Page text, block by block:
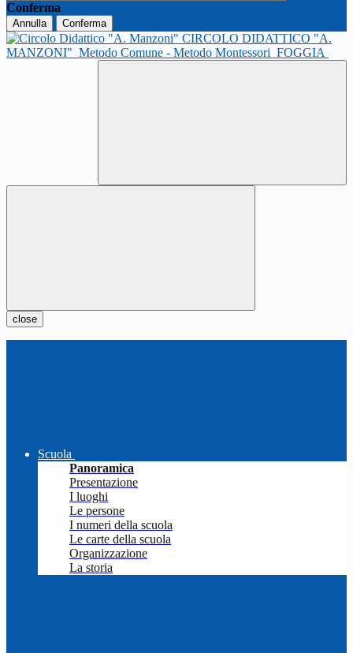
Conferma
Annulla Conferma
CIRCOLO DIDATTICO "A.
MANZONI" Metodo Comune - Metodo Montessori FOGGIA
close
Scuola
Panoramica
Presentazione
I luoghi
Le persone
I numeri della scuola
Le carte della scuola
Organizzazione
La storia